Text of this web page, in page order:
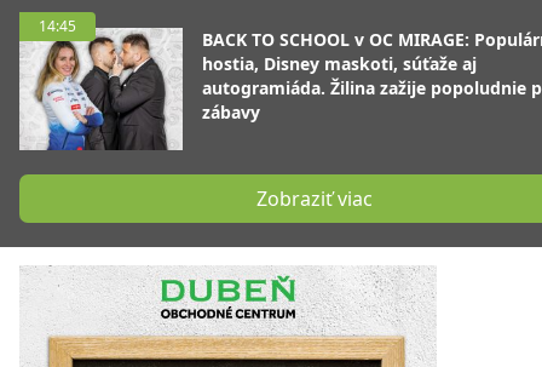
14:45
BACK TO SCHOOL v OC MIRAGE:
hostia, Disney maskoti, súťaže aj
autogramiáda. Žilina zažije popoludnie
zábavy
Zobraziť viac